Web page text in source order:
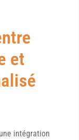
et
intégration